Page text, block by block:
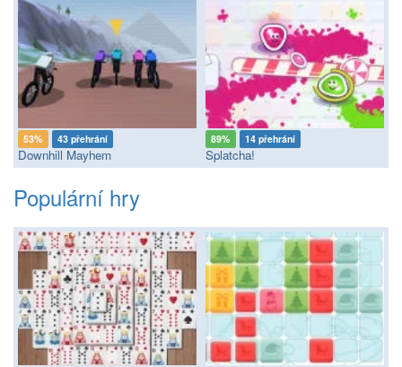
53% 43 přehrání
Downhill Mayhem
89% 14 přehrání
Splatcha!
Populární hry